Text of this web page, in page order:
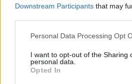
Downstream Participants that may
Personal Data Processing Opt
I want to opt-out of the Sharing
personal data.
Opted In